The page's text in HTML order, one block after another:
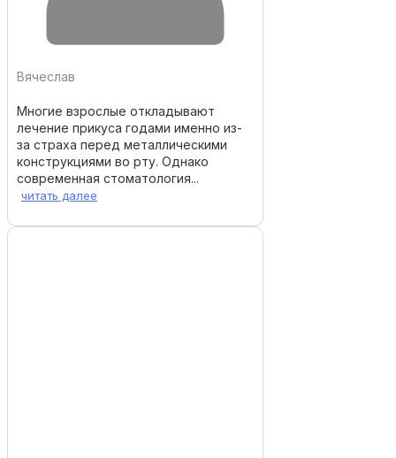
Вячеслав
Многие взрослые откладывают
лечение прикуса годами именно из-
за страха перед металлическими
конструкциями во рту. Однако
современная стоматология...
читать далее